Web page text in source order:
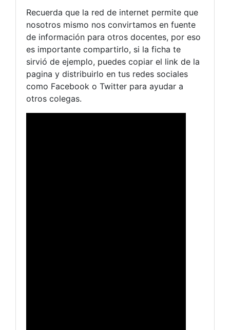
Recuerda que la red de internet permite que
nosotros mismo nos convirtamos en fuente
de información para otros docentes, por eso
es importante compartirlo, si la ficha te
sirvió de ejemplo, puedes copiar el link de la
pagina y distribuirlo en tus redes sociales
como Facebook o Twitter para ayudar a
otros colegas.